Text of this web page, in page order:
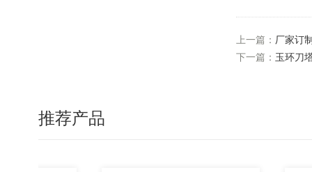
上一篇： 厂家订
下一篇： 玉环刀
推荐产品